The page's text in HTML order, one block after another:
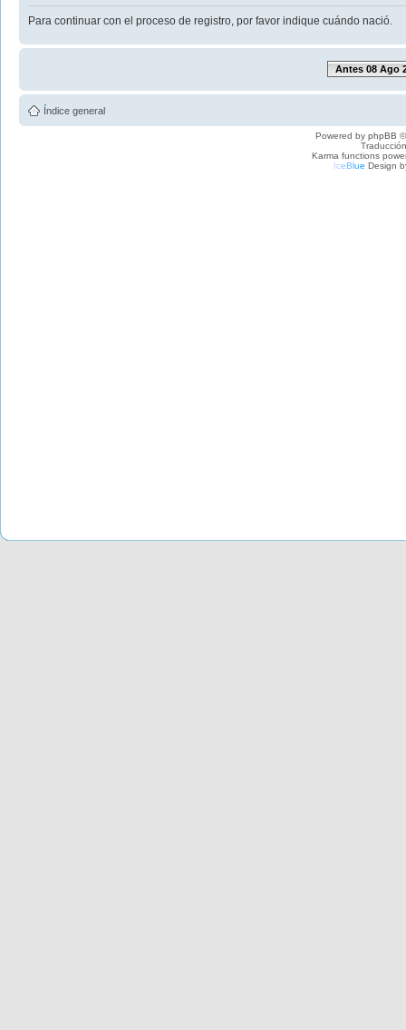
Para continuar con el proceso de registro, por favor indique cuándo nació.
Antes 08 Ago
Índice general
Powered by phpBB
Karma functions
IceBlue Design